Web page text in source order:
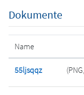
Dokumente
Name
55ljsqqz